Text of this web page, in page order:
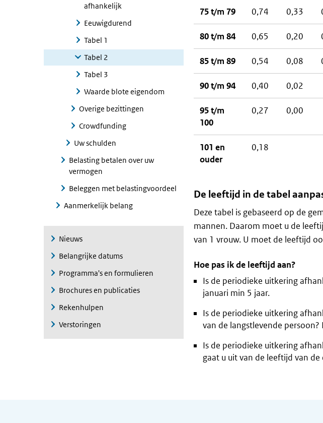
afhankelijk
Eeuwigdurend
Tabel 1
Tabel 2
Tabel 3
Waarde blote eigendom
Overige bezittingen
Crowdfunding
Uw schulden
Belasting betalen over uw
vermogen
Beleggen met belastingvoordeel
Aanmerkelijk belang
Nieuws
Belangrijke datums
Programma's en formulieren
Brochures en publicaties
Rekenhulpen
Verstoringen
75 t/m 79 0,74 0,33
80 t/m 84 0,65 0,20
85 t/m 89 0,54 0,08
90 t/m 94 0,40 0,02
95 t/m
100
0,27 0,00
101 en
ouder
0,18
De leeftijd in de tabel
Deze tabel is gebaseerd op de
mannen. Daarom moet u de
van 1 vrouw. U moet de leeftijd
Hoe pas ik de leeftijd aan?
Is de periodieke uitkering
januari min 5 jaar.
Is de periodieke uitkering
van de langstlevende
Is de periodieke uitkering
gaat u uit van de leeftijd van